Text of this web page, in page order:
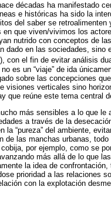
décadas ha manifestado
e históricas ha sido la
del saber se
en que viven/vivimos los
nutrido con conceptos de
dado en las sociedades,
), con el fin de evitar análisis
es un “viaje” de ida
sobre las concepciones
visiones verticales sino
que reúne este tema central
más sensibles a lo que
a través de la
la “pureza” del ambiente,
de las manchas urbanas,
por ejemplo, como se
más allá de lo que
la idea de
prioridad a las relaciones
con la explotación